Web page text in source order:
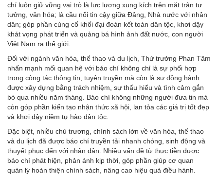
chí luôn giữ vững vai trò là lực lượng xung kích trên mặt trận tư
tưởng, văn hóa; là cầu nối tin cậy giữa Đảng, Nhà nước với nhân
dân; góp phần củng cố khối đại đoàn kết toàn dân tộc, khơi dậy
khát vọng phát triển và quảng bá hình ảnh đất nước, con người
Việt Nam ra thế giới.
Đối với ngành văn hóa, thể thao và du lịch, Thứ trưởng Phan Tâm
nhấn mạnh mối quan hệ với báo chí không chỉ là sự phối hợp
trong công tác thông tin, tuyên truyền mà còn là sự đồng hành
được xây dựng bằng trách nhiệm, sự thấu hiểu và tình cảm gắn
bó qua nhiều năm tháng. Báo chí không những người đưa tin mà
còn góp phần kiến tạo nhận thức xã hội, lan tỏa các giá trị tốt đẹp
và khơi dậy niềm tự hào dân tộc.
Đặc biệt, nhiều chủ trương, chính sách lớn về văn hóa, thể thao
và du lịch đã được báo chí truyền tải nhanh chóng, sinh động và
thuyết phục đến với nhân dân. Nhiều vấn đề từ thực tiễn được
báo chí phát hiện, phản ánh kịp thời, góp phần giúp cơ quan
quản lý hoàn thiện chính sách, nâng cao hiệu quả điều hành.